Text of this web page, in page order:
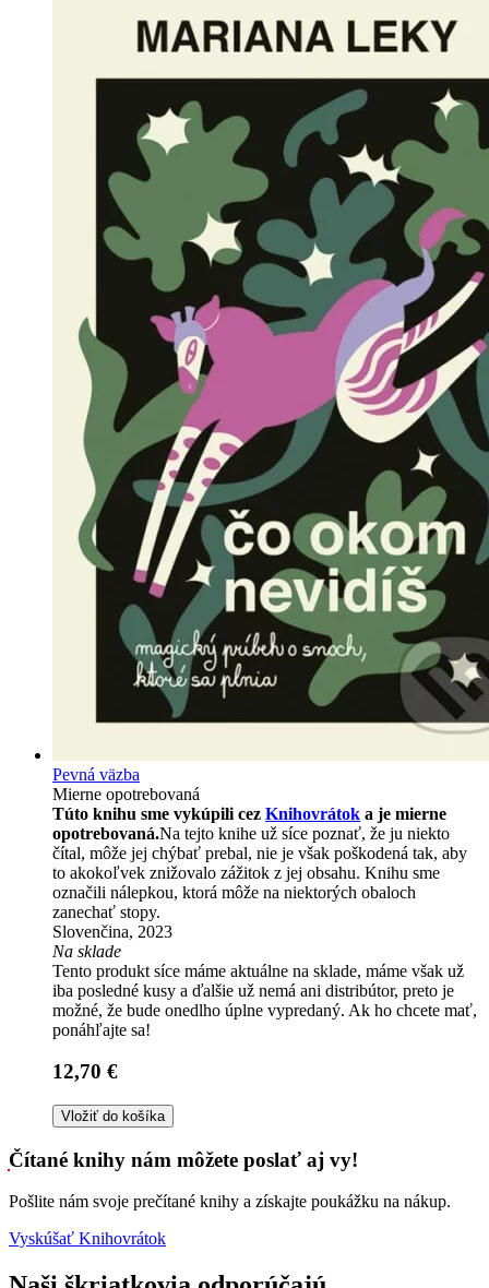
Pevná väzba
Mierne opotrebovaná
Túto knihu sme vykúpili cez Knihovrátok a je mierne
opotrebovaná.Na tejto knihe už síce poznať, že ju niekto
čítal, môže jej chýbať prebal, nie je však poškodená tak, aby
to akokoľvek znižovalo zážitok z jej obsahu. Knihu sme
označili nálepkou, ktorá môže na niektorých obaloch
zanechať stopy.
Slovenčina, 2023
Na sklade
Tento produkt síce máme aktuálne na sklade, máme však už
iba posledné kusy a ďalšie už nemá ani distribútor, preto je
možné, že bude onedlho úplne vypredaný. Ak ho chcete mať,
ponáhľajte sa!
12,70 €
Vložiť do košíka
Čítané knihy nám môžete poslať aj vy!
Pošlite nám svoje prečítané knihy a získajte poukážku na nákup.
Vyskúšať Knihovrátok